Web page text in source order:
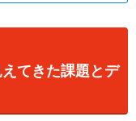
てきた課題とデ